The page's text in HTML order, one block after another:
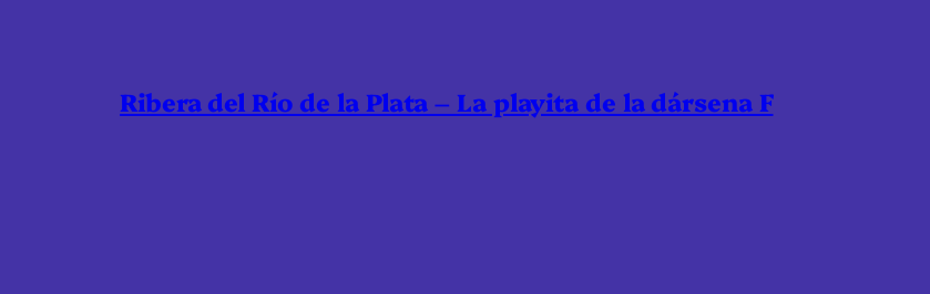
Ribera del Río de la Plata – La playita de la dársena F